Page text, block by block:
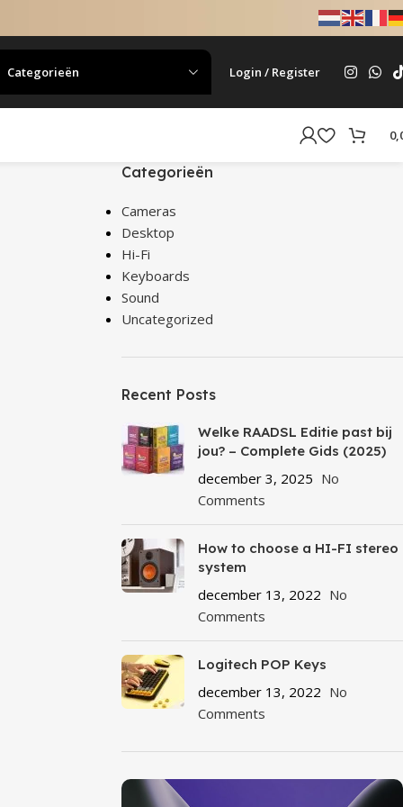
Categorieën Login / Register
Categorieën
Cameras
Desktop
Hi-Fi
Keyboards
Sound
Uncategorized
Recent Posts
Welke RAADSL Editie past bij
jou? – Complete Gids (2025)
december 3, 2025 No
Comments
How to choose a HI-FI stereo
system
december 13, 2022 No
Comments
Logitech POP Keys
december 13, 2022 No
Comments